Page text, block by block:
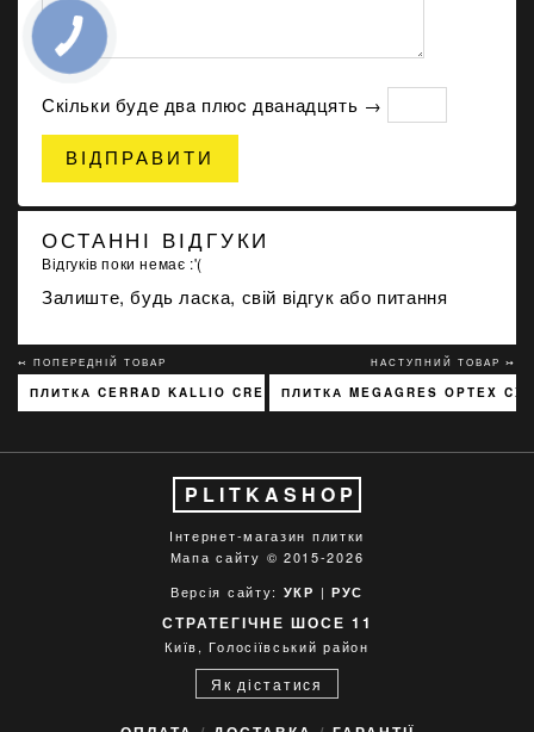
Скільки буде двa плюc дванадцять →
ВІДПРАВИТИ
ОСТАННІ ВІДГУКИ
Відгуків поки немає :'(
Залиште, будь ласка, свій відгук або питання
↢ ПОПЕРЕДНІЙ ТОВАР
ПЛИТКА CERRAD KALLIO CREAM 3768 15X45
НАСТУПНИЙ ТОВАР ↣
ПЛИТКА MEGAGRES OPTEX
PLITKASHOP
Інтернет-магазин плитки
Мапа сайту © 2015-2026
Версія сайту: УКР | РУС
СТРАТЕГІЧНЕ ШОСЕ 11
Київ, Голосіївський район
Як дістатися